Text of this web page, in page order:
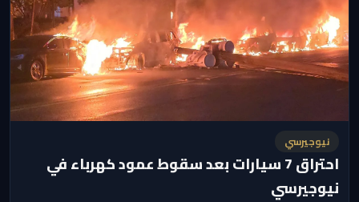
نيوجيرسي
احتراق 7 سيارات بعد سقوط عمود كهرباء في
نيوجيرسي